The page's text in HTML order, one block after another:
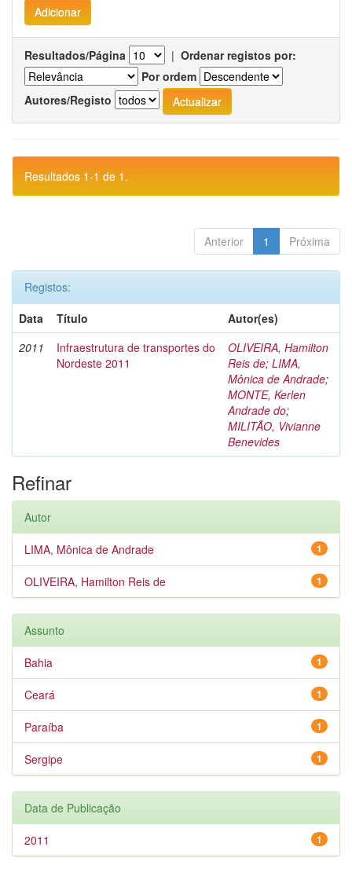
Resultados/Página | Ordenar registos por:
Por ordem
Autores/Registo
Resultados 1-1 de 1.
Anterior 1 Próxima
Registos:
Data
Título
Autor(es)
2011
Infraestrutura de transportes do
Nordeste 2011
OLIVEIRA, Hamilton
Reis de; LIMA,
Mônica de Andrade;
MONTE, Kerlen
Andrade do;
MILITÃO, Vivianne
Benevides
Refinar
Autor
1
LIMA, Mônica de Andrade
1
OLIVEIRA, Hamilton Reis de
Assunto
1
Bahia
1
Ceará
1
Paraíba
1
Sergipe
Data de Publicação
1
2011